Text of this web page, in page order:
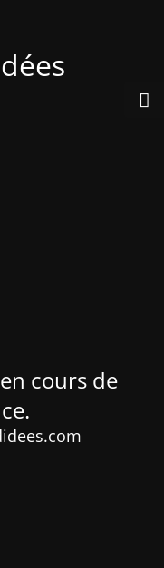
cours de